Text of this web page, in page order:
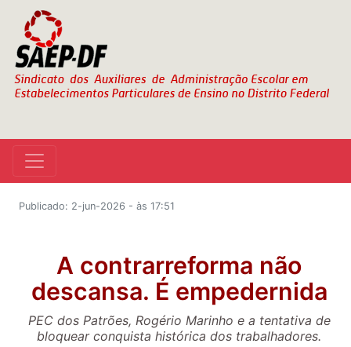
Publicado: 2-jun-2026 - às 17:51
A contrarreforma não
descansa. É empedernida
PEC dos Patrões, Rogério Marinho e a tentativa de
bloquear conquista histórica dos trabalhadores.